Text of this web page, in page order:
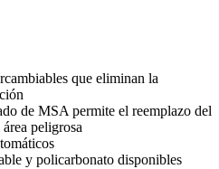
que eliminan la
de MSA permite el reemplazo del
peligrosa
y policarbonato disponibles